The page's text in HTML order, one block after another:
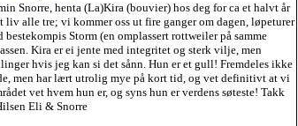
Snorre, henta (La)Kira (bouvier) hos deg for ca et halvt år
alle tre; vi kommer oss ut fire ganger om dagen, løpeturer
Storm (en omplassert rottweiler på samme
Kira er ei jente med integritet og sterk vilje, men
hvis jeg kan si det sånn. Hun er et gull! Fremdeles ikke
men har lært utrolig mye på kort tid, og vet definitivt at vi
vet hvem hun er, og syns hun er verdens søteste! Takk
Eli & Snorre